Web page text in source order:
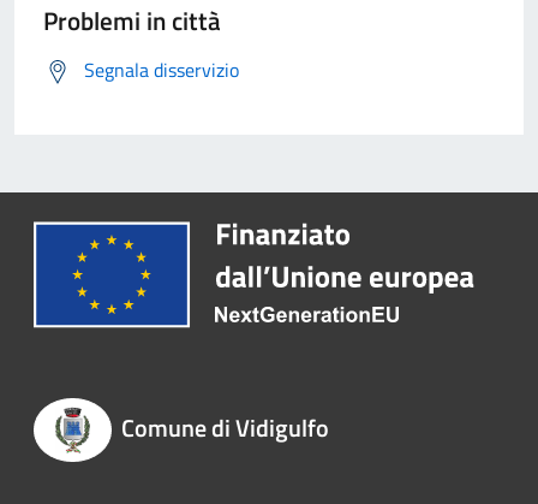
Problemi in città
Segnala disservizio
Comune di Vidigulfo